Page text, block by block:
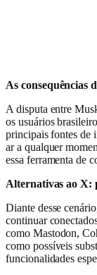
As consequências
A disputa entre
os usuários
principais fontes de
ar a qualquer
essa ferramenta de
Alternativas ao X:
Diante desse
continuar
como Mastodon,
como possíveis
funcionalidades